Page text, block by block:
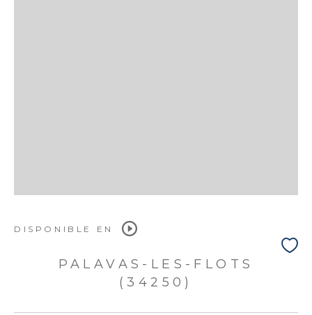
DISPONIBLE EN
PALAVAS-LES-FLOTS
(34250)